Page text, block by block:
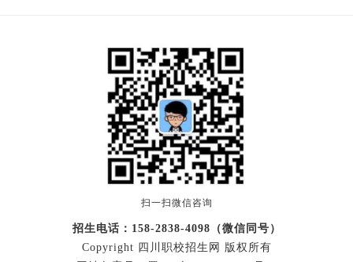
扫一扫微信咨询
招生电话：158-2838-4098（微信同号）
Copyright 四川职校招生网 版权所有